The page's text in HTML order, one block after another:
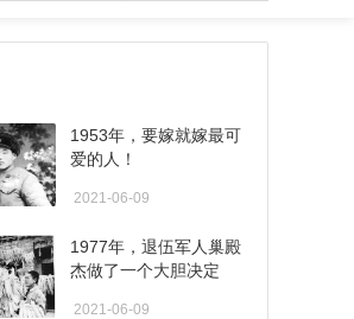
1953年，要嫁就嫁最可
爱的人！
2021-06-09
1977年，退伍军人巢殿
杰做了一个大胆决定
2021-06-09